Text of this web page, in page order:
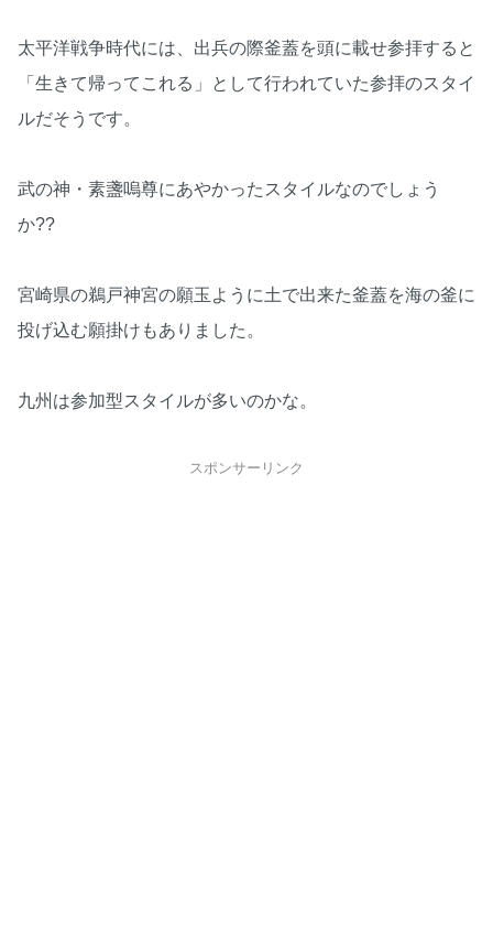
太平洋戦争時代には、出兵の際釜蓋を頭に載せ参拝すると
「生きて帰ってこれる」として行われていた参拝のスタイ
ルだそうです。
武の神・素盞嗚尊にあやかったスタイルなのでしょう
か??
宮崎県の鵜戸神宮の願玉ように土で出来た釜蓋を海の釜に
投げ込む願掛けもありました。
九州は参加型スタイルが多いのかな。
スポンサーリンク